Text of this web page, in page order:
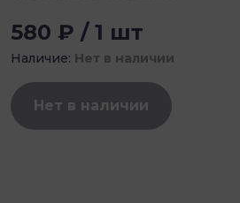
580 ₽ / 1 шт
Наличие: Нет в наличии
Нет в наличии